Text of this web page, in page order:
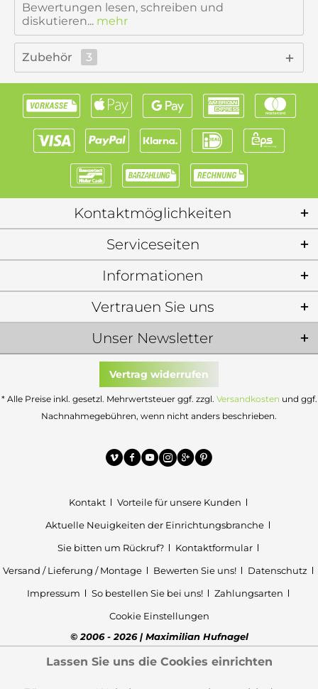
Bewertungen lesen, schreiben und
diskutieren... mehr
Zubehör 3
Kontaktmöglichkeiten
Serviceseiten
Informationen
Unser Newsletter
Vertrauen Sie uns
Vertrag widerrufen
* Alle Preise inkl. gesetzl. Mehrwertsteuer ggf. zzgl. Versandkosten und ggf.
Nachnahmegebühren, wenn nicht anders beschrieben.
Kontakt
Vorteile für unsere Kunden
Aktuelle Neuigkeiten der Einrichtungsbranche
Sie bitten um Rückruf?
Kontaktformular
Versand / Lieferung / Montage
Bewerten Sie uns!
Datenschutz
Impressum
So bestellen Sie bei uns!
Zahlungsarten
Cookie Einstellungen
© 2006 - 2026 | Maximilian Hufnagel
Lassen Sie uns die Cookies einrichten